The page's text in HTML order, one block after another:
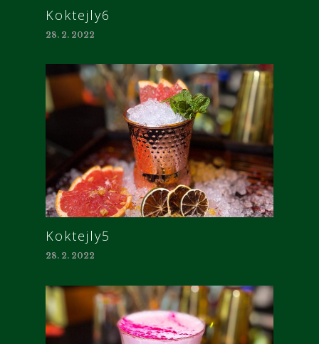
Koktejly6
28. 2. 2022
Koktejly5
28. 2. 2022